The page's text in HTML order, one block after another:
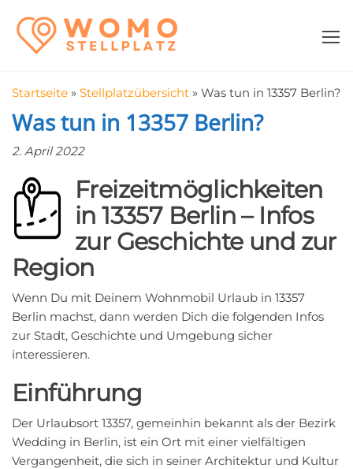
Inhalt
springen
in der Nähe
Startseite » Stellplatzübersicht » Was tun in 13357 Berlin?
Was tun in 13357 Berlin?
2. April 2022
Freizeitmöglichkeiten
in 13357 Berlin – Infos
zur Geschichte und zur
Region
Wenn Du mit Deinem Wohnmobil Urlaub in 13357
Berlin machst, dann werden Dich die folgenden Infos
zur Stadt, Geschichte und Umgebung sicher
interessieren.
Einführung
Der Urlaubsort 13357, gemeinhin bekannt als der Bezirk
Wedding in Berlin, ist ein Ort mit einer vielfältigen
Vergangenheit, die sich in seiner Architektur und Kultur